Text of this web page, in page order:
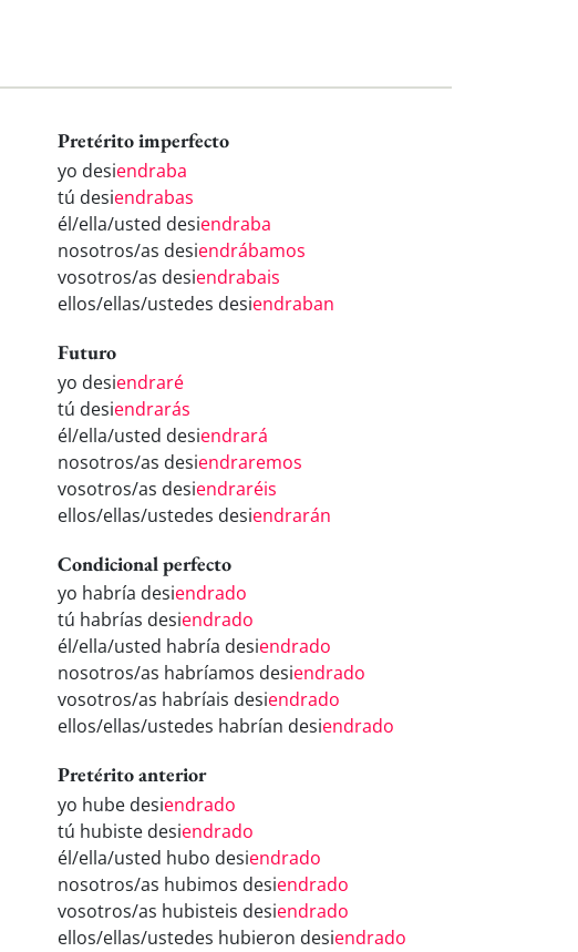
Pretérito imperfecto
yo desiendraba
tú desiendrabas
él/ella/usted desiendraba
nosotros/as desiendrábamos
vosotros/as desiendrabais
ellos/ellas/ustedes desiendraban
Futuro
yo desiendraré
tú desiendrarás
él/ella/usted desiendrará
nosotros/as desiendraremos
vosotros/as desiendraréis
ellos/ellas/ustedes desiendrarán
Condicional perfecto
yo habría desiendrado
tú habrías desiendrado
él/ella/usted habría desiendrado
nosotros/as habríamos desiendrado
vosotros/as habríais desiendrado
ellos/ellas/ustedes habrían desiendrado
Pretérito anterior
yo hube desiendrado
tú hubiste desiendrado
él/ella/usted hubo desiendrado
nosotros/as hubimos desiendrado
vosotros/as hubisteis desiendrado
ellos/ellas/ustedes hubieron desiendrado